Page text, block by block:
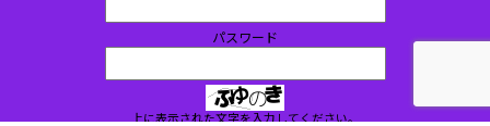
パスワード
上に表示された文字を入力してください。